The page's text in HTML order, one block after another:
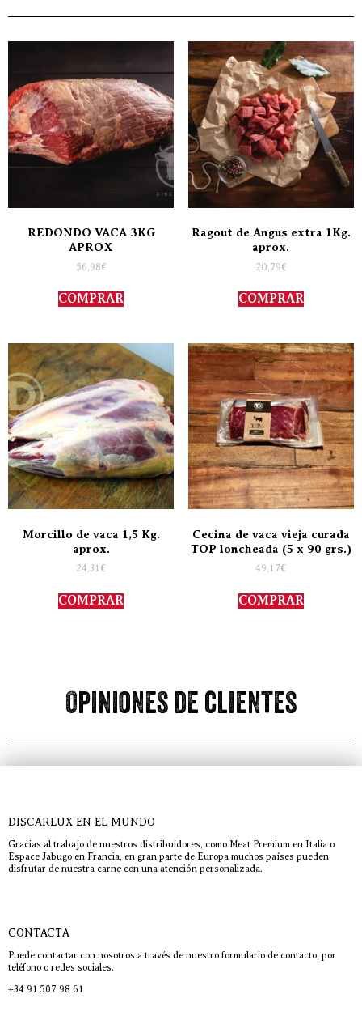
REDONDO VACA 3KG
APROX
56,98€
COMPRAR
Ragout de Angus extra 1Kg.
aprox.
20,79€
COMPRAR
Morcillo de vaca 1,5 Kg.
aprox.
24,31 €
COMPRAR
Cecina de vaca vieja curada
TOP loncheada (5 x 90 grs.)
49,17€
COMPRAR
Opiniones de clientes
DISCARLUX EN EL MUNDO
Gracias al trabajo de nuestros distribuidores, como Meat Premium en Italia o
Espace Jabugo en Francia, en gran parte de Europa muchos países pueden
disfrutar de nuestra carne con una atención personalizada.
CONTACTA
Puede contactar con nosotros a través de nuestro formulario de contacto, por
teléfono o redes sociales.
+34 91 507 98 61